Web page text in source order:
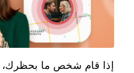
إذا قام شخص ما بحظرك،